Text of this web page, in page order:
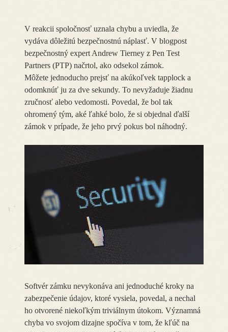
V reakcii spoločnosť uznala chybu a uviedla, že
vydáva dôležitú bezpečnostnú náplasť. V blogpost
bezpečnostný expert Andrew Tierney z Pen Test
Partners (PTP) načrtol, ako odsekol zámok.
Môžete jednoducho prejsť na akúkoľvek tapplock a
odomknúť ju za dve sekundy. To nevyžaduje žiadnu
zručnosť alebo vedomosti. Povedal, že bol tak
ohromený tým, aké ľahké bolo, že si objednal ďalší
zámok v prípade, že jeho prvý pokus bol náhodný.
Softvér zámku nevykonáva ani jednoduché kroky na
zabezpečenie údajov, ktoré vysiela, povedal, a nechal
ho otvorené niekoľkým triviálnym útokom. Významná
chyba vo svojom dizajne spočíva v tom, že kľúč na